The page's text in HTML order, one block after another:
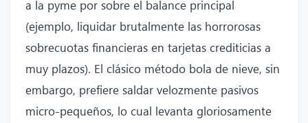
a la pyme por sobre el balance principal
(ejemplo, liquidar brutalmente las horrorosas
sobrecuotas financieras en tarjetas crediticias a
muy plazos). El clásico método bola de nieve, sin
embargo, prefiere saldar velozmente pasivos
micro-pequeños, lo cual levanta gloriosamente